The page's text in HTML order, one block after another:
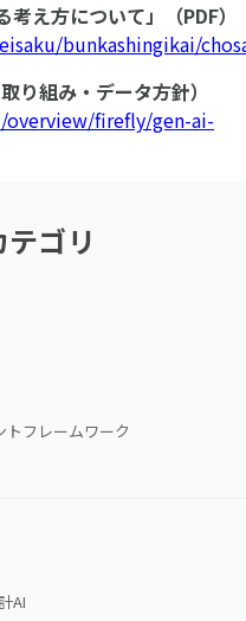
え方について」（PDF）
bunkashingikai/
組み・データ方針）
firefly/gen-ai-
ゴリ
トフレームワーク
AI